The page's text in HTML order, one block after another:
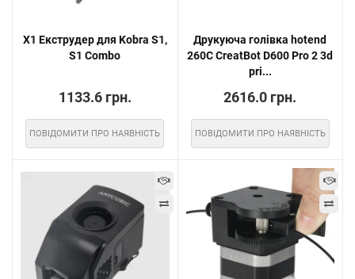
X1 Екструдер для Kobra S1,
S1 Combo
1133.6 грн.
ПОВІДОМИТИ ПРО НАЯВНІСТЬ
Друкуюча голівка hotend
260C CreatBot D600 Pro 2 3d
pri...
2616.0 грн.
ПОВІДОМИТИ ПРО НАЯВНІСТЬ